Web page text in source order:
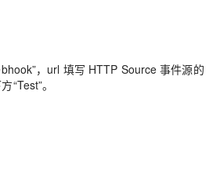
，url 填写 HTTP Source 事件源的
“Test”。